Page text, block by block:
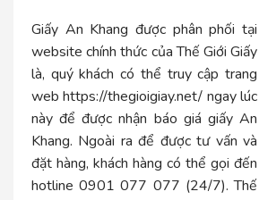
Giấy An Khang được phân phối tại
website chính thức của Thế Giới Giấy
là, quý khách có thể truy cập trang
web https://thegioigiay.net/ ngay lúc
này để được nhận báo giá giấy An
Khang. Ngoài ra để được tư vấn và
đặt hàng, khách hàng có thể gọi đến
hotline 0901 077 077 (24/7). Thế